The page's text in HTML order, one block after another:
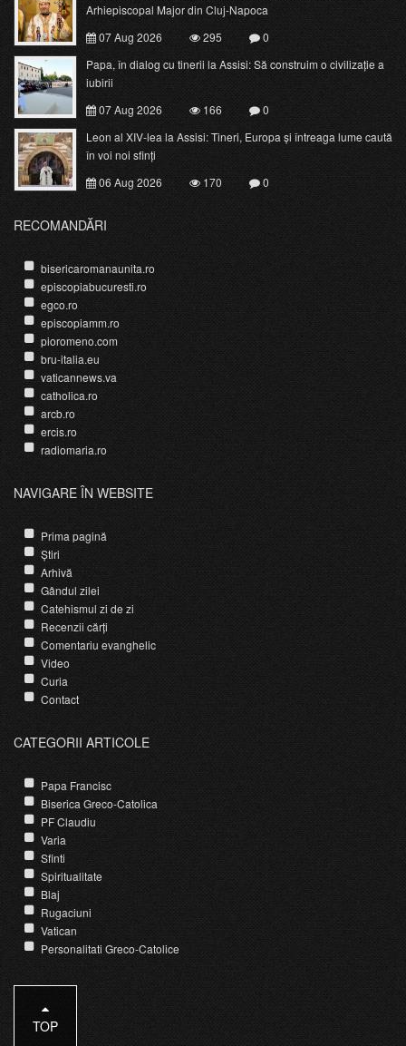
Arhiepiscopal Major din Cluj-Napoca
07 Aug 2026
295
0
Papa, în dialog cu tinerii la Assisi: Să construim o civilizație a
iubirii
07 Aug 2026
166
0
Leon al XIV-lea la Assisi: Tineri, Europa și întreaga lume caută
în voi noi sfinți
06 Aug 2026
170 0
RECOMANDĂRI
bisericaromanaunita.ro
episcopiabucuresti.ro
egco.ro
episcopiamm.ro
pioromeno.com
bru-italia.eu
vaticannews.va
catholica.ro
arcb.ro
ercis.ro
radiomaria.ro
NAVIGARE ÎN WEBSITE
Prima pagină
Știri
Arhivă
Gândul zilei
Catehismul zi de zi
Recenzii cărți
Comentariu evanghelic
Video
Curia
Contact
CATEGORII ARTICOLE
Papa Francisc
Biserica Greco-Catolica
PF Claudiu
Varia
Sfinti
Spiritualitate
Blaj
Rugaciuni
Vatican
Personalitati Greco-Catolice
TOP